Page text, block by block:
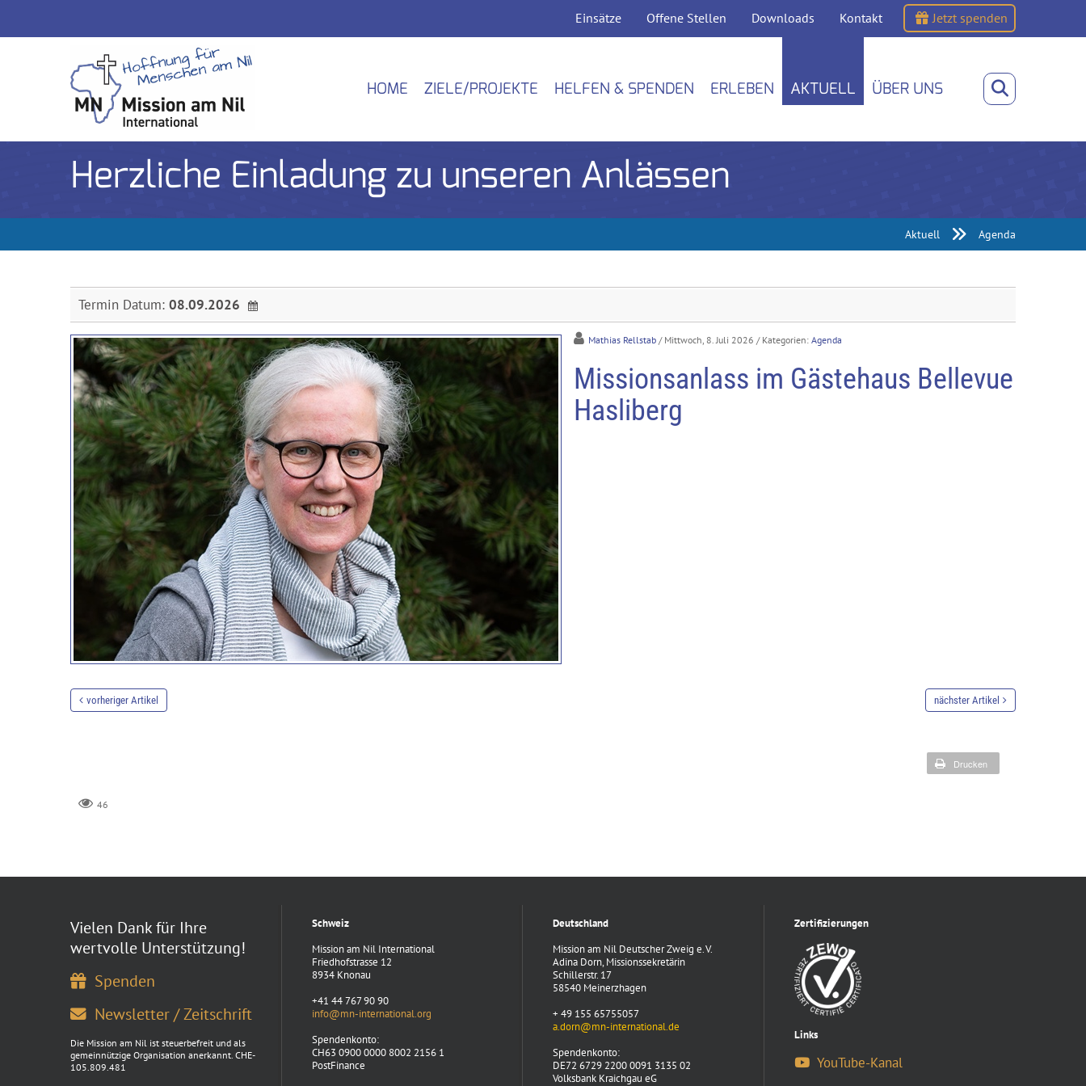
Einsätze Offene Stellen Downloads Kontakt Jetzt spenden
HOME ZIELE/PROJEKTE HELFEN & SPENDEN ERLEBEN AKTUELL ÜBER UNS
Herzliche Einladung zu unseren Anlässen
Aktuell Agenda
Termin Datum: 08.09.2026
Mathias Rellstab / Mittwoch, 8. Juli 2026 / Kategorien: Agenda
Missionsanlass im Gästehaus Bellevue
Hasliberg
vorheriger Artikel nächster Artikel
Drucken
46
Vielen Dank für Ihre
wertvolle Unterstützung!
Spenden
Newsletter / Zeitschrift
Die Mission am Nil ist steuerbefreit und als
gemeinnützige Organisation anerkannt. CHE-
105.809.481
Schweiz
Mission am Nil International
Friedhofstrasse 12
8934 Knonau
+41 44 767 90 90
info@mn-international.org
Spendenkonto:
CH63 0900 0000 8002 2156 1
PostFinance
Deutschland
Mission am Nil Deutscher Zweig e. V.
Adina Dorn, Missionssekretärin
Schillerstr. 17
58540 Meinerzhagen
+ 49 155 65755057
a.dorn@mn-international.de
Spendenkonto:
DE72 6729 2200 0091 3135 02
Volksbank Kraichgau eG
Zertifizierungen
Links
YouTube-Kanal